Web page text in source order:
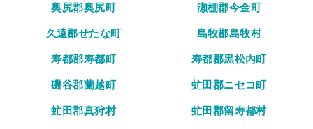
奥尻郡奥尻町
瀬棚郡今金町
久遠郡せたな町
島牧郡島牧村
寿都郡寿都町
寿都郡黒松内町
磯谷郡蘭越町
虻田郡ニセコ町
虻田郡真狩村
虻田郡留寿都村